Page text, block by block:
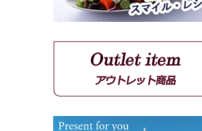
マヴロトラガノ
リムニョナ
シラー
カベルネソーヴィニョン